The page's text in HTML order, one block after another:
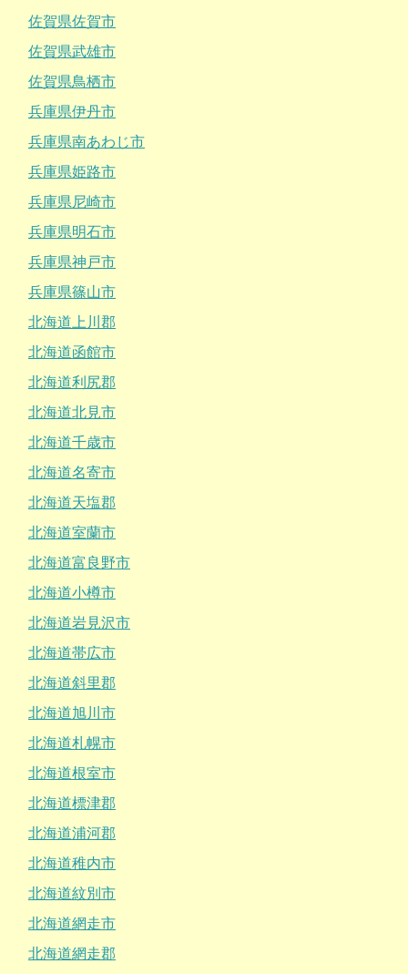
佐賀県佐賀市
佐賀県武雄市
佐賀県鳥栖市
兵庫県伊丹市
兵庫県南あわじ市
兵庫県姫路市
兵庫県尼崎市
兵庫県明石市
兵庫県神戸市
兵庫県篠山市
北海道上川郡
北海道函館市
北海道利尻郡
北海道北見市
北海道千歳市
北海道名寄市
北海道天塩郡
北海道室蘭市
北海道富良野市
北海道小樽市
北海道岩見沢市
北海道帯広市
北海道斜里郡
北海道旭川市
北海道札幌市
北海道根室市
北海道標津郡
北海道浦河郡
北海道稚内市
北海道紋別市
北海道網走市
北海道網走郡